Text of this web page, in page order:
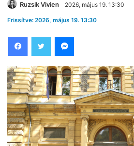
Ruzsik Vivien 2026, május 19. 13:30
Frissítve: 2026, május 19. 13:30